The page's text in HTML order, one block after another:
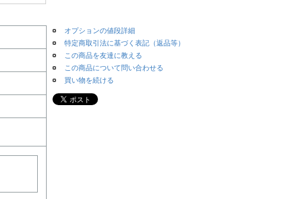
オプションの値段詳細
特定商取引法に基づく表記（返品等）
この商品を友達に教える
この商品について問い合わせる
買い物を続ける